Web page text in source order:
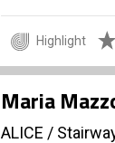
Highlight
Maria
ALICE /